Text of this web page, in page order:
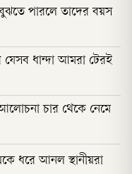
পারলে তাদের বয়স
ধান্দা আমরা টেরই
চার থেকে নেমে
ধরে আনল স্থানীয়রা